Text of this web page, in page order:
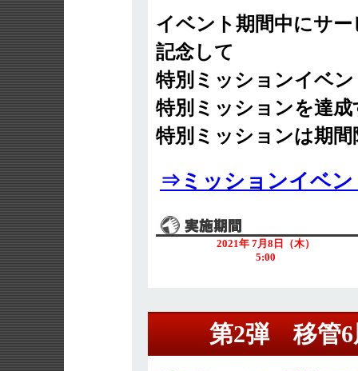
イベント期間中にサ
記念して
特別ミッションイベ
特別ミッションを達
特別ミッションは期
⇒ミッションイベン
2021年 7月8日（木）
5:00
第2弾 移管6